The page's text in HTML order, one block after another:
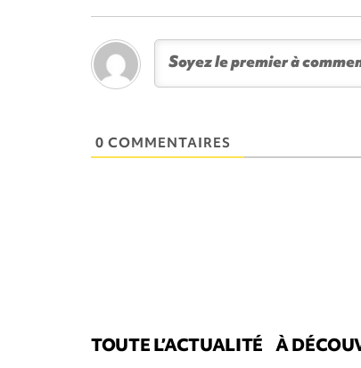
0 COMMENTAIRES
TOUTE L’ACTUALITÉ À